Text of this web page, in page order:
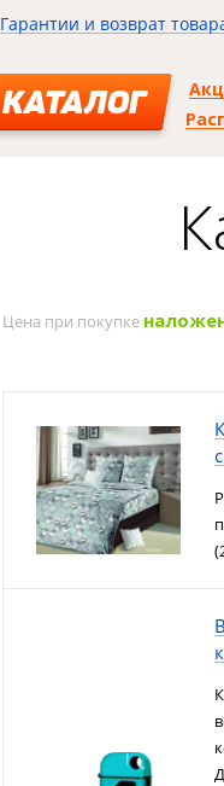
Гарантии и возврат
КАТАЛОГ
Цена при покупке